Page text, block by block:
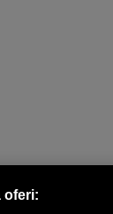
oferi: